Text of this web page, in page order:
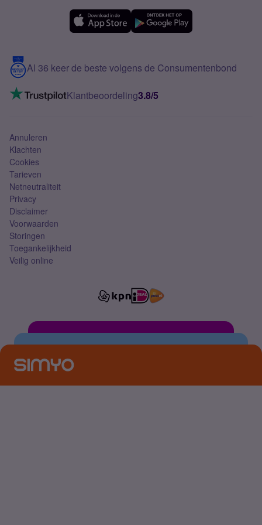
Meerdere nummers
5G internet
Mobiel internet
Mobiel abonnement
Contact
VoLTE 4G bellen
Al 36 keer de beste volgens de Consumentenbond
Klantbeoordeling3.8/5
Annuleren
Klachten
Cookies
Tarieven
Netneutraliteit
Privacy
Disclaimer
Voorwaarden
Storingen
Toegankelijkheid
Veilig online